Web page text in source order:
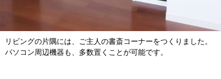
リビングの片隅には、ご主人の書斎コーナーをつくりました。
パソコン周辺機器も、多数置くことが可能です。